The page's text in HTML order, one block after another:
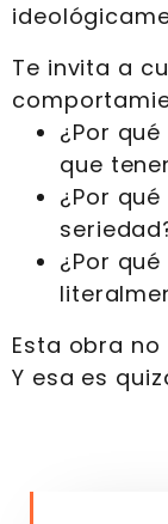
Te invita a
¿Por
que
¿Por
¿Por
Esta obra
Y esa es